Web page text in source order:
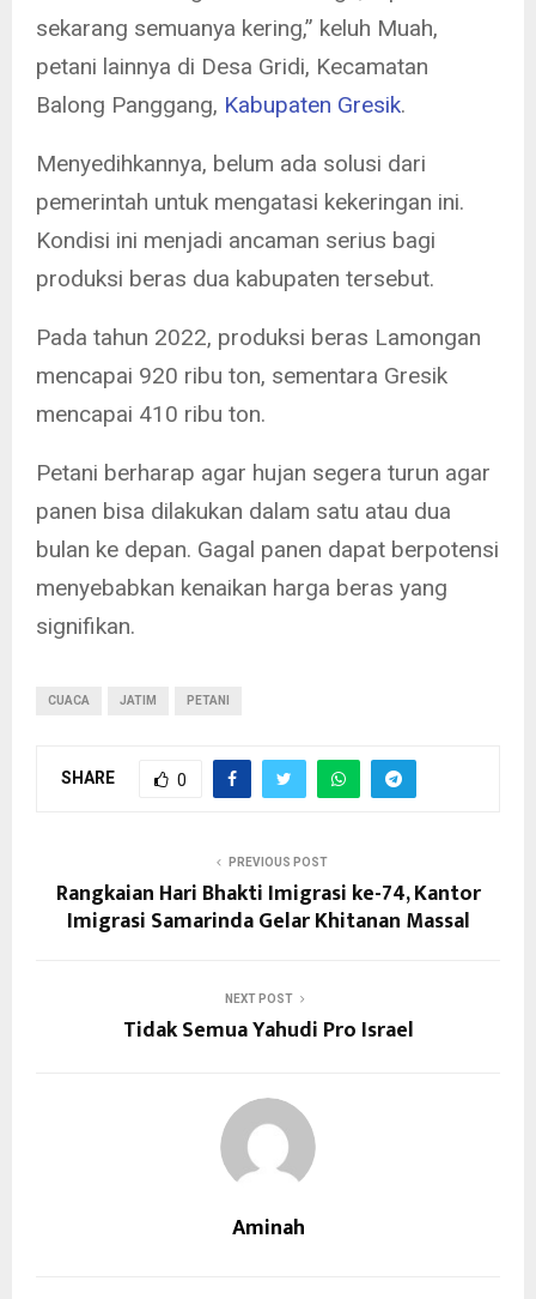
sekarang semuanya kering,” keluh Muah,
petani lainnya di Desa Gridi, Kecamatan
Balong Panggang, Kabupaten Gresik.
Menyedihkannya, belum ada solusi dari
pemerintah untuk mengatasi kekeringan ini.
Kondisi ini menjadi ancaman serius bagi
produksi beras dua kabupaten tersebut.
Pada tahun 2022, produksi beras Lamongan
mencapai 920 ribu ton, sementara Gresik
mencapai 410 ribu ton.
Petani berharap agar hujan segera turun agar
panen bisa dilakukan dalam satu atau dua
bulan ke depan. Gagal panen dapat berpotensi
menyebabkan kenaikan harga beras yang
signifikan.
CUACA JATIM PETANI
SHARE 0
PREVIOUS POST
Rangkaian Hari Bhakti Imigrasi ke-74, Kantor
Imigrasi Samarinda Gelar Khitanan Massal
NEXT POST
Tidak Semua Yahudi Pro Israel
Aminah